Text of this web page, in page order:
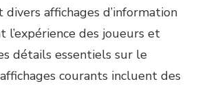
affichages d’information
l’expérience des joueurs et
détails essentiels sur le
courants incluent des